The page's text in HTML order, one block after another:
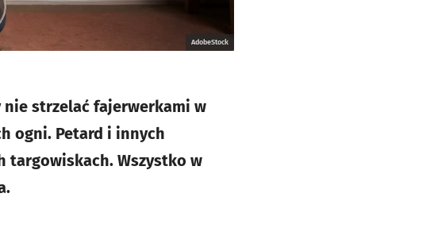
AdobeStock
nie strzelać fajerwerkami w
ogni. Petard i innych
targowiskach. Wszystko w